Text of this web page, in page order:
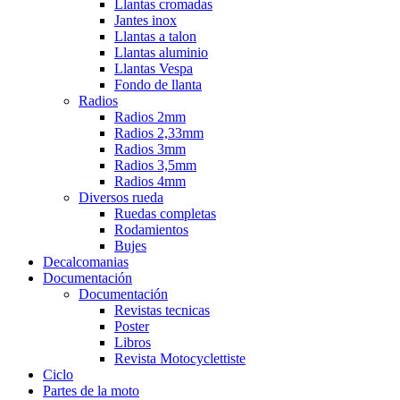
Llantas cromadas
Jantes inox
Llantas a talon
Llantas aluminio
Llantas Vespa
Fondo de llanta
Radios
Radios 2mm
Radios 2,33mm
Radios 3mm
Radios 3,5mm
Radios 4mm
Diversos rueda
Ruedas completas
Rodamientos
Bujes
Decalcomanias
Documentación
Documentación
Revistas tecnicas
Poster
Libros
Revista Motocyclettiste
Ciclo
Partes de la moto